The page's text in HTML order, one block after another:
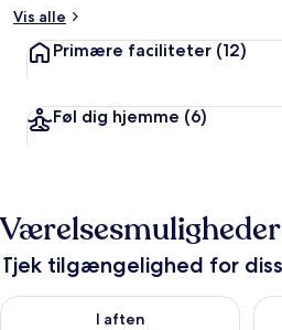
a
f
e
Vis alle
Primære faciliteter (12)
Føl dig hjemme (6)
Værelsesmuligheder
Tjek tilgængelighed for
I aften
Tjek tilgængelighed for i aften aug.